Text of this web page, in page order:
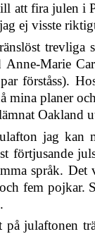
att fira julen i
ej visste
trevliga
Marie
förståss).
mina planer
Oakland
jag
förtjusande
språk.
fem pojkar.
julaftonen